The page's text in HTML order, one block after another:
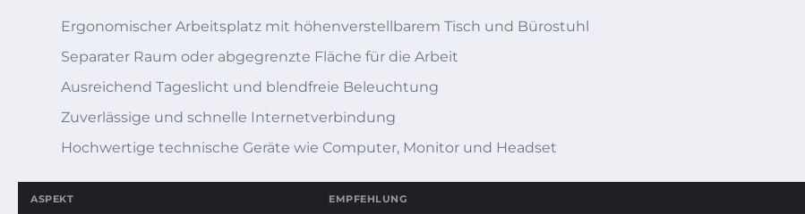
Ergonomischer Arbeitsplatz mit höhenverstellbarem Tisch und Bürostuhl
Separater Raum oder abgegrenzte Fläche für die Arbeit
Ausreichend Tageslicht und blendfreie Beleuchtung
Zuverlässige und schnelle Internetverbindung
Hochwertige technische Geräte wie Computer, Monitor und Headset
ASPEKT EMPFEHLUNG